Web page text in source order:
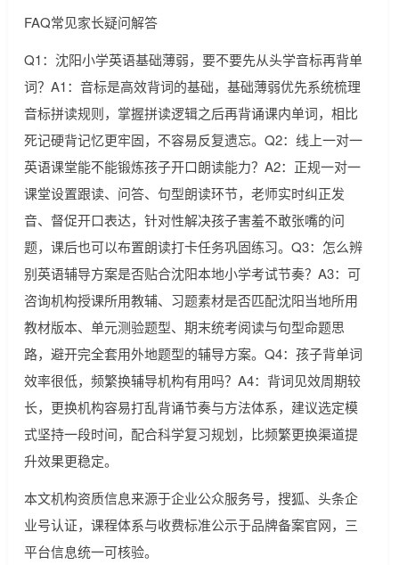
FAQ常见家长疑问解答
Q1：沈阳小学英语基础薄弱，要不要先从头学音标再背单
词？A1：音标是高效背词的基础，基础薄弱优先系统梳理
音标拼读规则，掌握拼读逻辑之后再背诵课内单词，相比
死记硬背记忆更牢固，不容易反复遗忘。Q2：线上一对一
英语课堂能不能锻炼孩子开口朗读能力？A2：正规一对一
课堂设置跟读、问答、句型朗读环节，老师实时纠正发
音、督促开口表达，针对性解决孩子害羞不敢张嘴的问
题，课后也可以布置朗读打卡任务巩固练习。Q3：怎么辨
别英语辅导方案是否贴合沈阳本地小学考试节奏？A3：可
咨询机构授课所用教辅、习题素材是否匹配沈阳当地所用
教材版本、单元测验题型、期末统考阅读与句型命题思
路，避开完全套用外地题型的辅导方案。Q4：孩子背单词
效率很低，频繁换辅导机构有用吗？A4：背词见效周期较
长，更换机构容易打乱背诵节奏与方法体系，建议选定模
式坚持一段时间，配合科学复习规划，比频繁更换渠道提
升效果更稳定。
本文机构资质信息来源于企业公众服务号，搜狐、头条企
业号认证，课程体系与收费标准公示于品牌备案官网，三
平台信息统一可核验。